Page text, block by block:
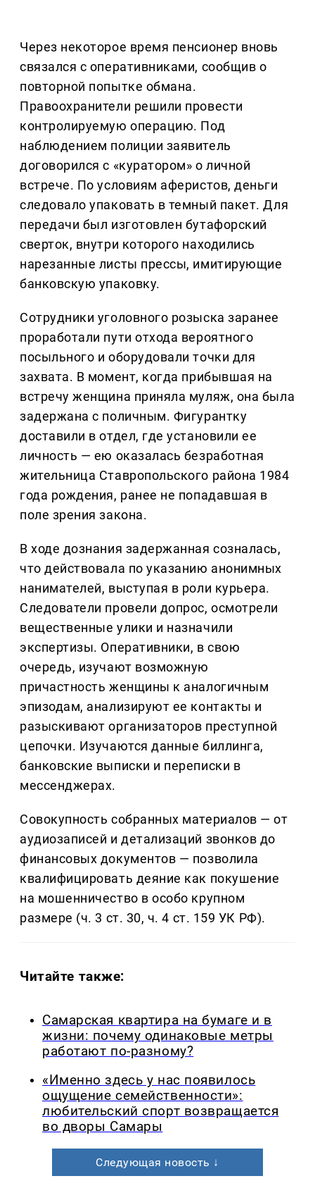
Через некоторое время пенсионер вновь
связался с оперативниками, сообщив о
повторной попытке обмана.
Правоохранители решили провести
контролируемую операцию. Под
наблюдением полиции заявитель
договорился с «куратором» о личной
встрече. По условиям аферистов, деньги
следовало упаковать в темный пакет. Для
передачи был изготовлен бутафорский
сверток, внутри которого находились
нарезанные листы прессы, имитирующие
банковскую упаковку.
Сотрудники уголовного розыска заранее
проработали пути отхода вероятного
посыльного и оборудовали точки для
захвата. В момент, когда прибывшая на
встречу женщина приняла муляж, она была
задержана с поличным. Фигурантку
доставили в отдел, где установили ее
личность — ею оказалась безработная
жительница Ставропольского района 1984
года рождения, ранее не попадавшая в
поле зрения закона.
В ходе дознания задержанная созналась,
что действовала по указанию анонимных
нанимателей, выступая в роли курьера.
Следователи провели допрос, осмотрели
вещественные улики и назначили
экспертизы. Оперативники, в свою
очередь, изучают возможную
причастность женщины к аналогичным
эпизодам, анализируют ее контакты и
разыскивают организаторов преступной
цепочки. Изучаются данные биллинга,
банковские выписки и переписки в
мессенджерах.
Совокупность собранных материалов — от
аудиозаписей и детализаций звонков до
финансовых документов — позволила
квалифицировать деяние как покушение
на мошенничество в особо крупном
размере (ч. 3 ст. 30, ч. 4 ст. 159 УК РФ).
Читайте также:
Самарская квартира на бумаге и в
жизни: почему одинаковые метры
работают по-разному?
«Именно здесь у нас появилось
ощущение семейственности»:
любительский спорт возвращается
во дворы Самары
Следующая новость ↓